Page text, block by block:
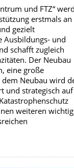
und FTZ“
erstmals an
gezielt
Ausbildungs- und
schafft zugleich
Der Neubau
eine große
Neubau wird
und strategisch auf
weiteren